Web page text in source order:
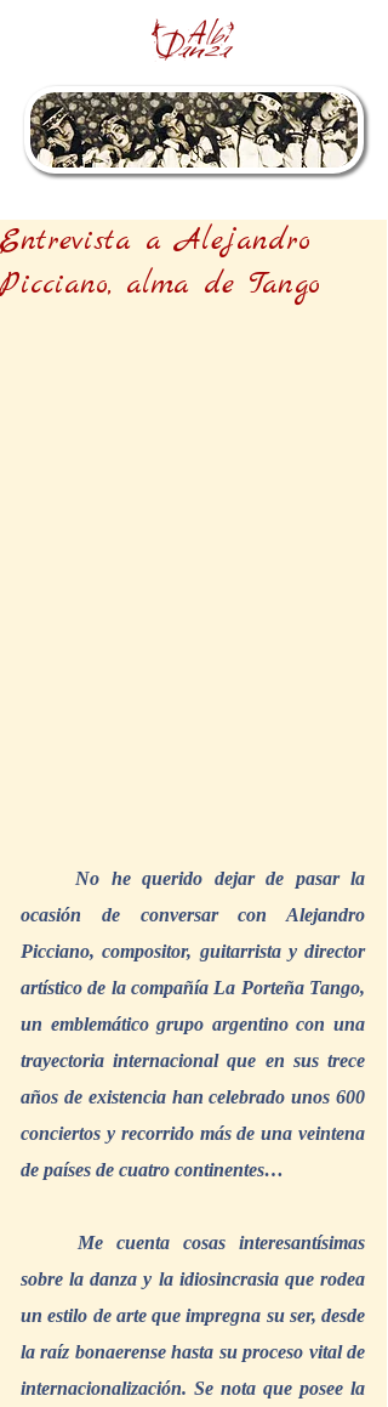
Entrevista a Alejandro
Picciano, alma de Tango
No he querido dejar de pasar la
ocasión de conversar con Alejandro
Picciano, compositor, guitarrista y director
artístico de la compañía La Porteña Tango,
un emblemático grupo argentino con una
trayectoria internacional que en sus trece
años de existencia han celebrado unos 600
conciertos y recorrido más de una veintena
de países de cuatro continentes…
Me cuenta cosas interesantísimas
sobre la danza y la idiosincrasia que rodea
un estilo de arte que impregna su ser, desde
la raíz bonaerense hasta su proceso vital de
internacionalización. Se nota que posee la